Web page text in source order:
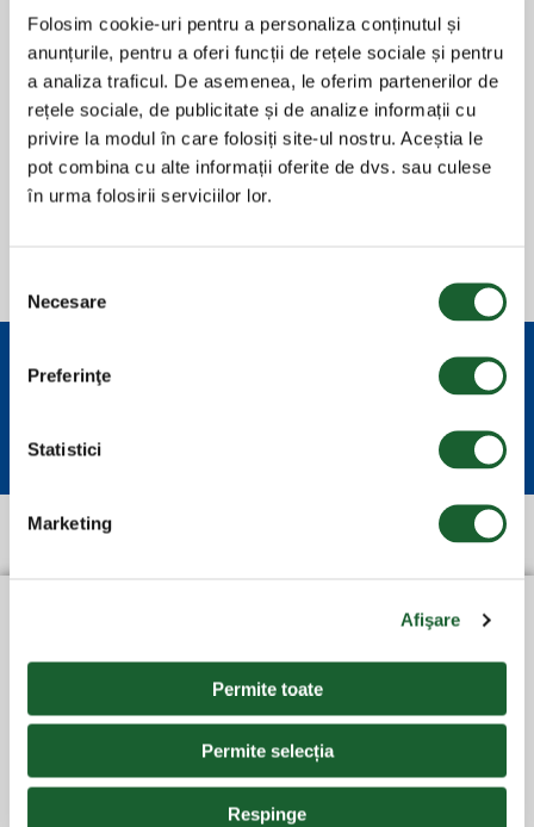
Folosim cookie-uri pentru a personaliza conținutul și
anunțurile, pentru a oferi funcții de rețele sociale și pentru
a analiza traficul. De asemenea, le oferim partenerilor de
rețele sociale, de publicitate și de analize informații cu
privire la modul în care folosiți site-ul nostru. Aceștia le
pot combina cu alte informații oferite de dvs. sau culese
în urma folosirii serviciilor lor.
consimțământului
Necesare
Preferinţe
Statistici
Marketing
Afişare
Permite toate
Permite selecția
Respinge
GRAMAJE DISPONIBILE
PRODUSE SIMILARE